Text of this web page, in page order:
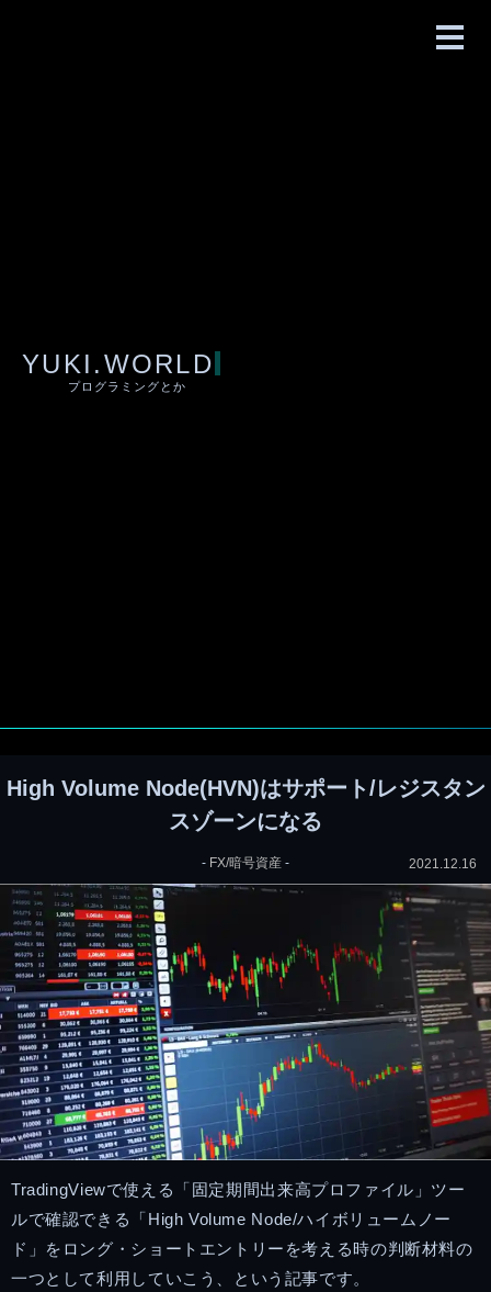
YUKI.WORLD
プログラミングとか
High Volume Node(HVN)はサポート/レジスタン
スゾーンになる
- FX/暗号資産 - 2021.12.16
TradingViewで使える「固定期間出来高プロファイル」ツー
ルで確認できる「High Volume Node/ハイボリュームノー
ド」をロング・ショートエントリーを考える時の判断材料の
一つとして利用していこう、という記事です。